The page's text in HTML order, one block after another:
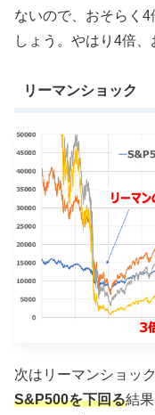
ないので、おそらく
しょう。やはり4倍、
リーマンショック
次はリーマンショック
S&P500を下回る結